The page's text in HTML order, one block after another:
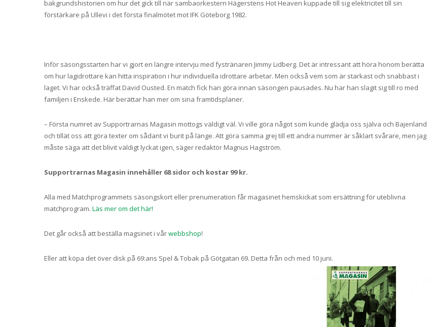
bakgrundshistorien om hur det gick till när sambaorkestern Hägerstens Hot Heaven kuppade till sig elektricitet till sin
förstärkare på Ullevi i det första finalmötet mot IFK Göteborg 1982.
Inför säsongsstarten har vi gjort en längre intervju med fystränaren Jimmy Lidberg. Det är intressant att höra honom berätta
om hur lagidrottare kan hitta inspiration i hur individuella idrottare arbetar. Men också vem som är starkast och snabbast i
laget. Vi har också träffat David Ousted. En match fick han göra innan säsongen pausades. Nu har han slagit sig till ro med
familjen i Enskede. Här berättar han mer om sina framtidsplaner.
– Första numret av Supportrarnas Magasin mottogs väldigt väl. Vi ville göra något som kunde glädja oss själva och Bajenland
och tillät oss att göra texter om sådant vi burit på länge. Att göra samma grej till ett andra nummer är såklart svårare, men jag
måste säga att det blivit väldigt lyckat igen, säger redaktör Magnus Hagström.
Supportrarnas Magasin innehåller 68 sidor och kostar 99 kr.
Alla med Matchprogrammets säsongskort eller prenumeration får magasinet hemskickat som ersättning för uteblivna
matchprogram. Läs mer om det här!
Det går också att beställa magsinet i vårwebbshop!
Eller att köpa det över disk på 69:ans Spel & Tobak på Götgatan 69. Detta från och med 10 juni.